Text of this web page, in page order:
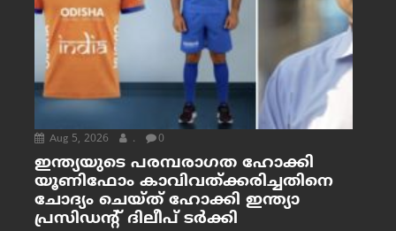
Aug 5, 2026 . 0
ഇന്ത്യയുടെ പരമ്പരാഗത ഹോക്കി
യൂണിഫോം കാവിവത്ക്കരിച്ചതിനെ
ചോദ്യം ചെയ്ത് ഹോക്കി ഇന്ത്യാ
പ്രസിഡന്റ് ദിലീപ് ടര്‍ക്കി